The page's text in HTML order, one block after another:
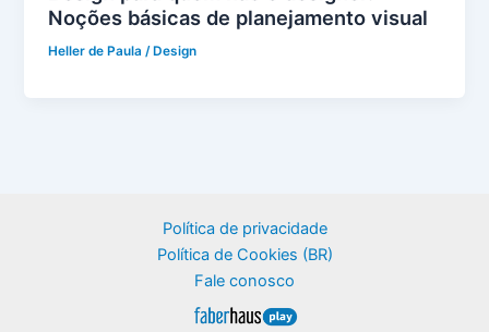
Noções básicas de planejamento visual
Heller de Paula/ Design
Política de privacidade
Política de Cookies (BR)
Fale conosco